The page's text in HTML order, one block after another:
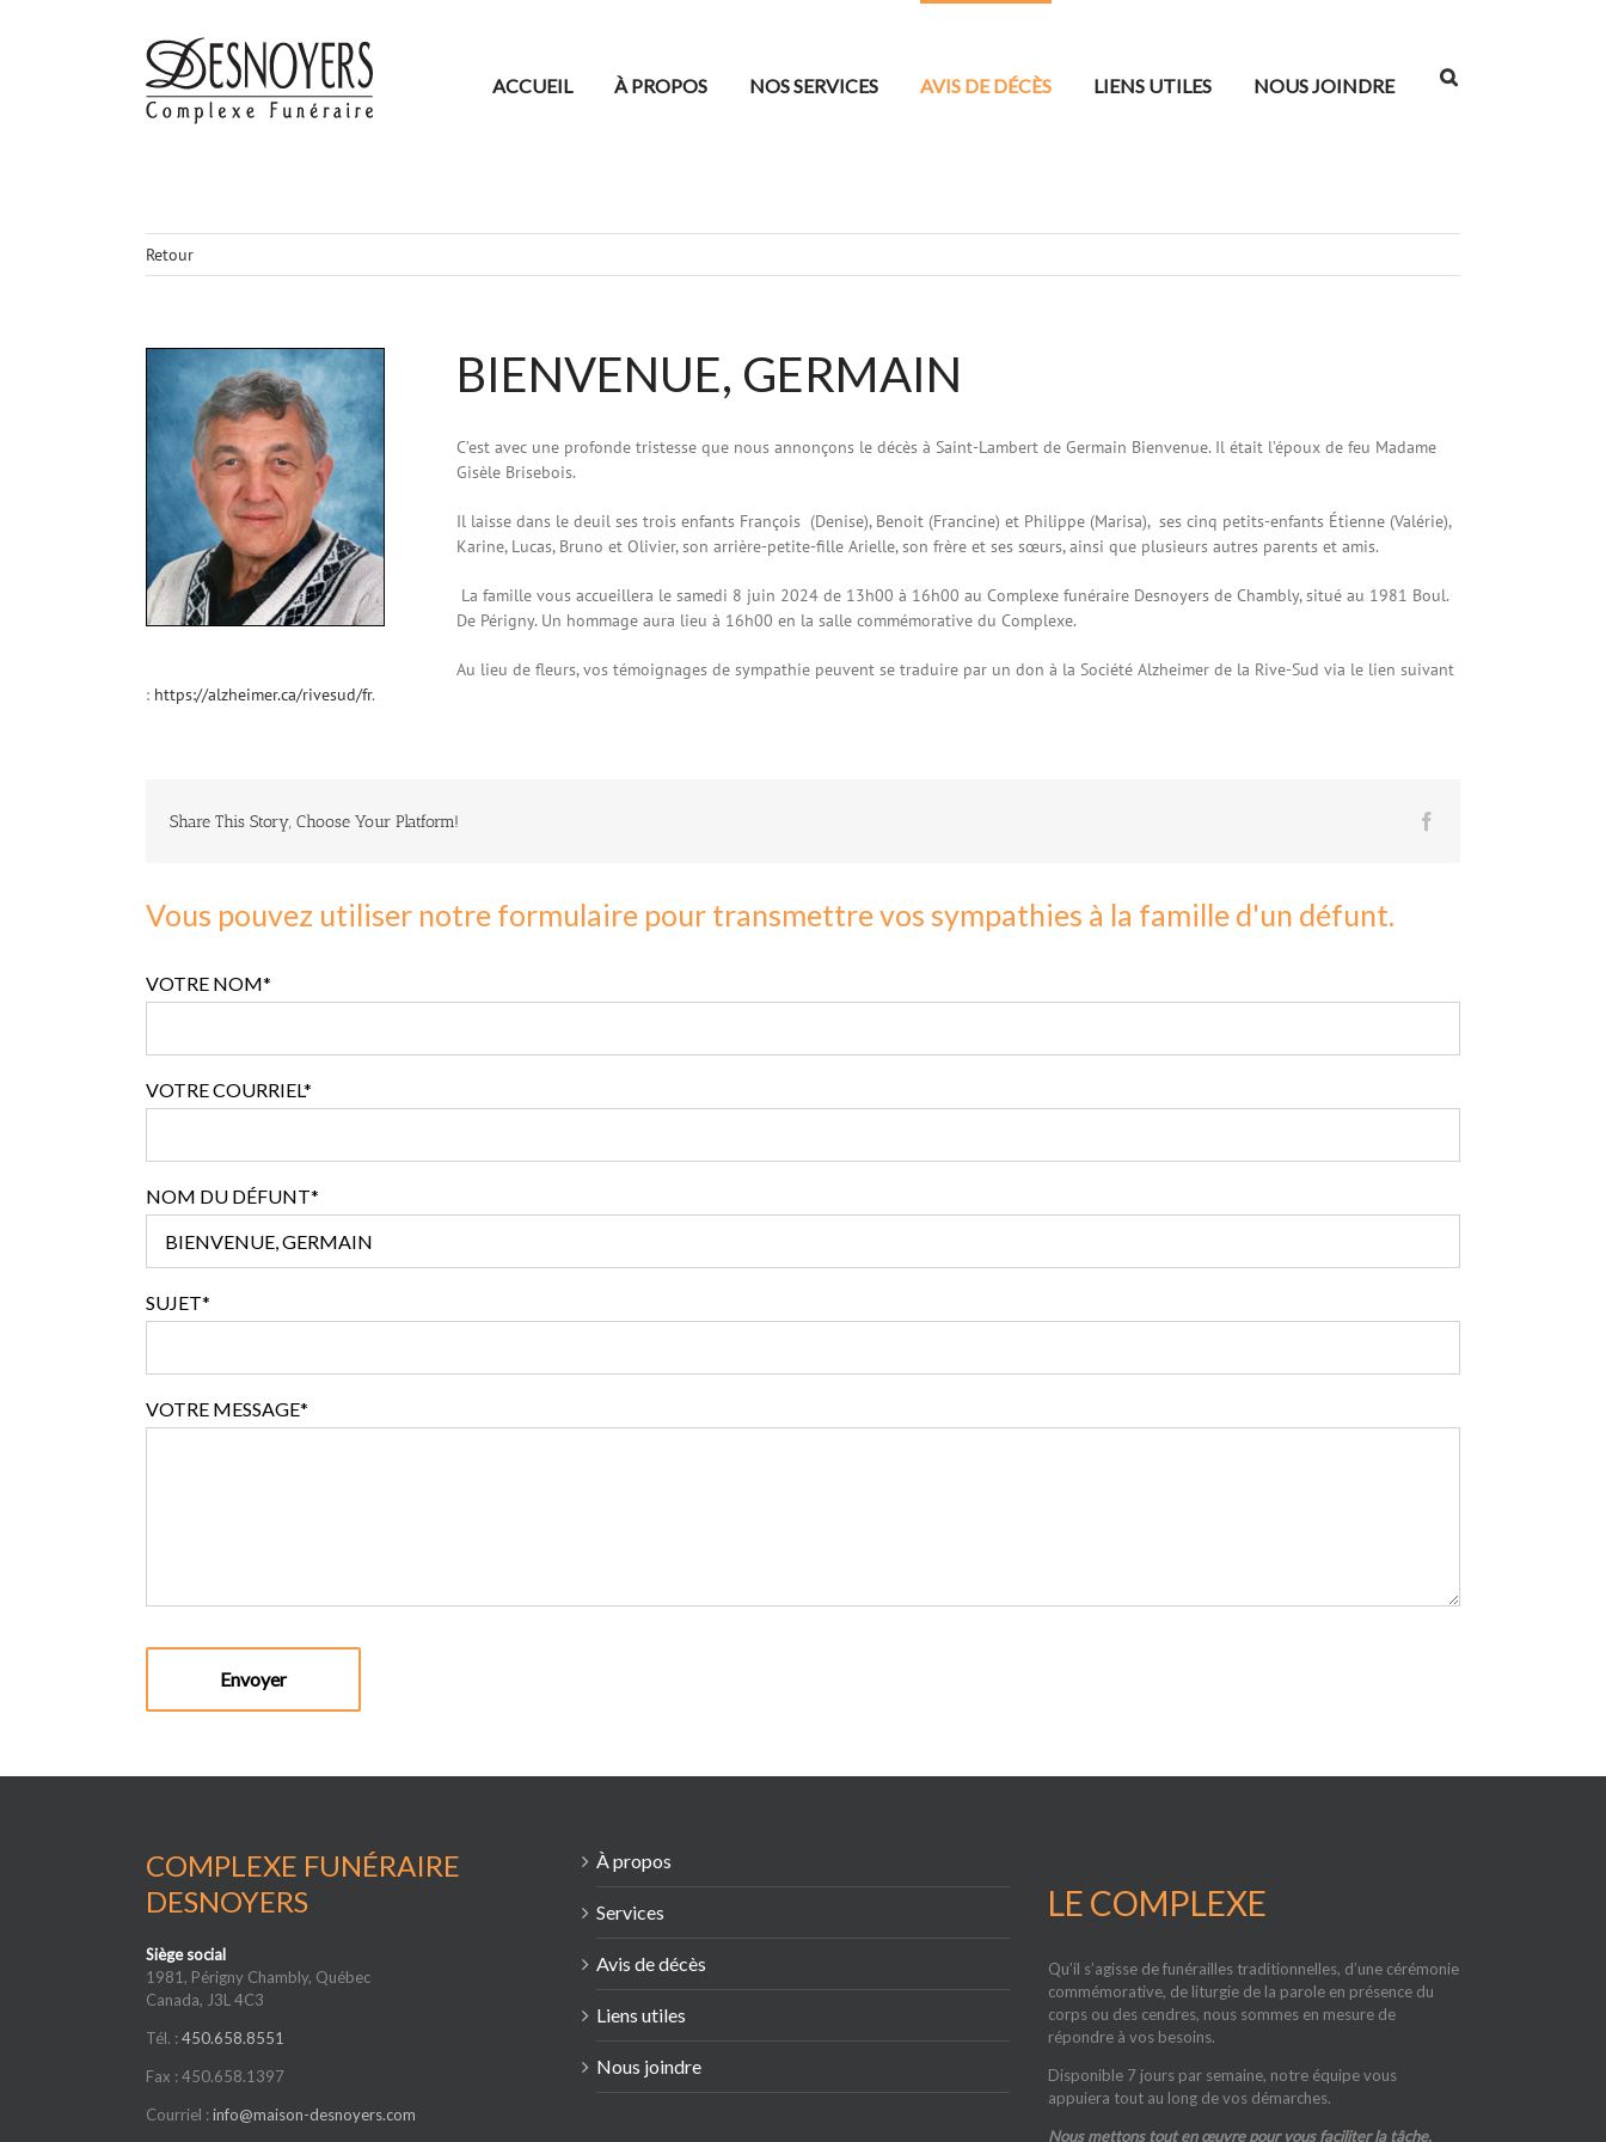
ACCUEIL À PROPOS NOS SERVICES AVIS DE DÉCÈS LIENS UTILES NOUS JOINDRE
Retour
Agrandir
l&apos;image
BIENVENUE, GERMAIN
C’est avec une profonde tristesse que nous annonçons le décès à Saint-Lambert de Germain Bienvenue. Il était l’époux de feu Madame
Gisèle Brisebois.
Il laisse dans le deuil ses trois enfants François (Denise), Benoit (Francine) et Philippe (Marisa), ses cinq petits-enfants Étienne (Valérie),
Karine, Lucas, Bruno et Olivier, son arrière-petite-fille Arielle, son frère et ses sœurs, ainsi que plusieurs autres parents et amis.
La famille vous accueillera le samedi 8 juin 2024 de 13h00 à 16h00 au Complexe funéraire Desnoyers de Chambly, situé au 1981 Boul.
De Périgny. Un hommage aura lieu à 16h00 en la salle commémorative du Complexe.
Au lieu de fleurs, vos témoignages de sympathie peuvent se traduire par un don à la Société Alzheimer de la Rive-Sud via le lien suivant
: https://alzheimer.ca/rivesud/fr.
Share This Story, Choose Your Platform!
Vous pouvez utiliser notre formulaire pour transmettre vos sympathies à la famille d'un défunt.
VOTRE NOM*
VOTRE COURRIEL*
NOM DU DÉFUNT*
SUJET*
VOTRE MESSAGE*
COMPLEXE FUNÉRAIRE
DESNOYERS
Siège social
1981, Périgny Chambly, Québec
Canada, J3L 4C3
Tél. :450.658.8551
Fax : 450.658.1397
Courriel :info@maison-desnoyers.com
À propos
Services
Avis de décès
Liens utiles
Nous joindre
LE COMPLEXE
Qu’il s’agisse de funérailles traditionnelles, d’une cérémonie
commémorative, de liturgie de la parole en présence du
corps ou des cendres, nous sommes en mesure de
répondre à vos besoins.
Disponible 7 jours par semaine, notre équipe vous
appuiera tout au long de vos démarches.
Nous mettons tout en œuvre pour vous faciliter la tâche.